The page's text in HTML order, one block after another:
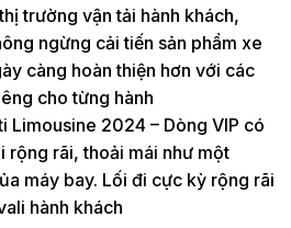
trường vận tải hành khách,
ngừng cải tiến sản phẩm xe
càng hoàn thiện hơn với các
cho từng hành
Limousine 2024 – Dòng VIP có
rộng rãi, thoải mái như một
máy bay. Lối đi cực kỳ rộng rãi
hành khách